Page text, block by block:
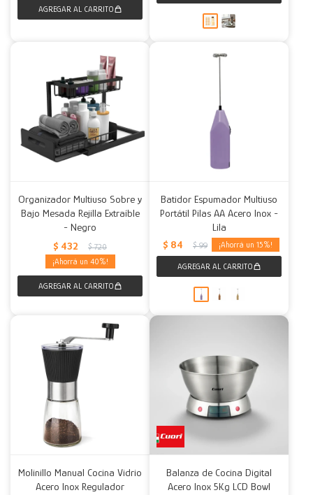
Organizador Multiuso Sobre y
Bajo Mesada Rejilla Extraíble
- Negro
$ 432 $ 720
40
Batidor Espumador Multiuso
Portátil Pilas AA Acero Inox -
Lila
$ 84 $ 99 15
Molinillo Manual Cocina Vidrio
Acero Inox Regulador
Balanza de Cocina Digital
Acero Inox 5Kg LCD Bowl